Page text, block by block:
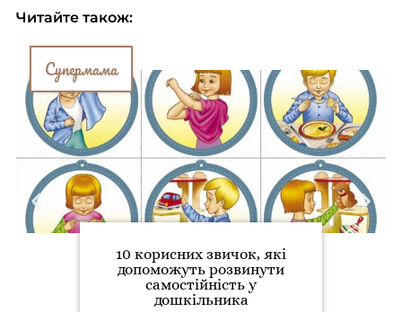
Читайте також:
Супермама
10 корисних звичок, які
допоможуть розвинути
самостійність у
дошкільника